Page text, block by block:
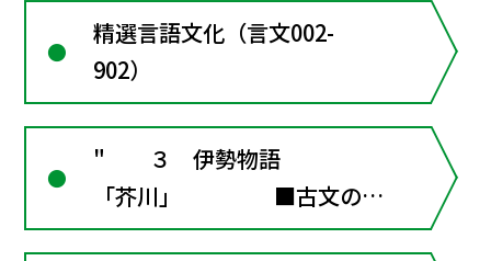
〔言語活動〕『伊勢物語』と
絵画・工芸 ■古文の窓
精選言語文化（言文002-
902）
" ３ 伊勢物語
「芥川」 ■古文の窓
４･･･絵巻を読む ●